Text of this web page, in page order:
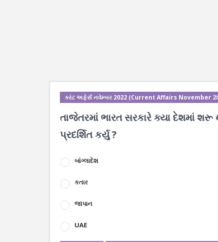
કરંટ અફેર્સ નવેમ્બર 2022 (Current Affairs November
તાજેતરમાં ભારત સરકારે ક્યા દેશમાં
પ્રદર્શિત કર્યુ ?
બાંગ્લાદેશ
કતાર
જાપાન
UAE